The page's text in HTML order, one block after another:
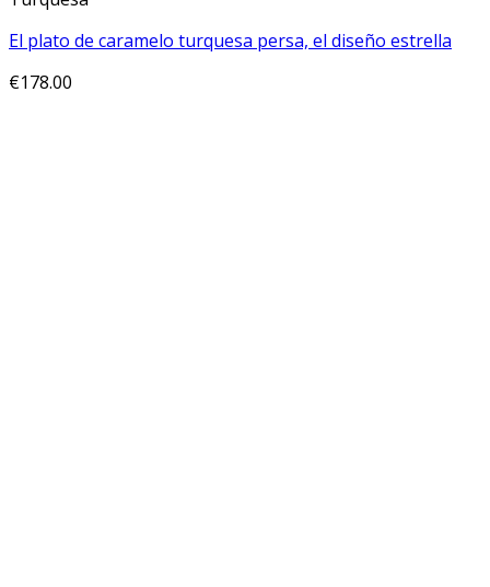
El plato de caramelo turquesa persa, el diseño estrella
€178.00